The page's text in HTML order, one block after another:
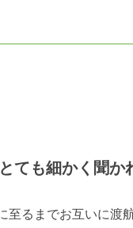
ても細かく聞か
至るまでお互いに渡